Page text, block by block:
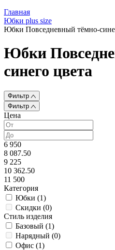
Главная
Юбки plus size
Юбки Повседневный тёмно-
Юбки
синего цвета
Фильтр
Фильтр
Цена
6 950
8 087.50
9 225
10 362.50
11 500
Категория
Юбки (1)
Скидки (0)
Стиль изделия
Базовый (1)
Нарядный (0)
Офис (1)